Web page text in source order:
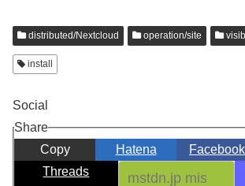
distributed/Nextcloud operation/site
install
Social
Share
Copy
Hatena Facebook
Threads